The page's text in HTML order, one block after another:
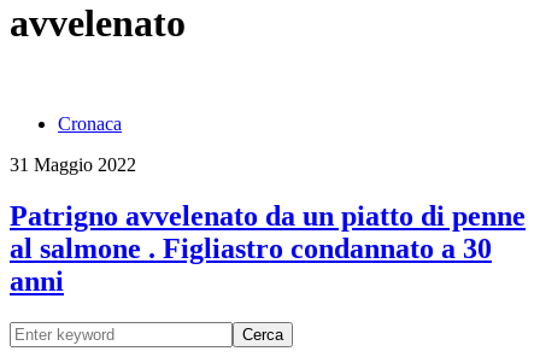
avvelenato
Cronaca
31 Maggio 2022
Patrigno avvelenato da un piatto di penne
al salmone . Figliastro condannato a 30
anni
Cerca